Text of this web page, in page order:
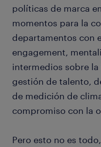
políticas de marca
momentos para la
departamentos con
engagement,
intermedios sobre
gestión de talento,
de medición de
compromiso con la
Pero esto no es